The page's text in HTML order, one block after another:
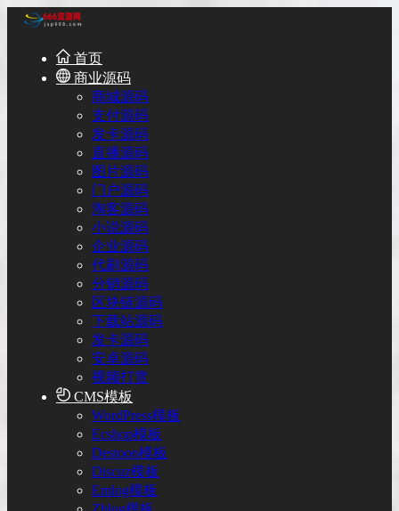
首页
商业源码
商城源码
支付源码
发卡源码
直播源码
图片源码
门户源码
淘客源码
小说源码
企业源码
代刷源码
分销源码
区块链源码
下载站源码
发卡源码
安卓源码
视频打赏
CMS模板
WordPress模板
Ecshop模板
Destoon模板
Discuz模板
Emlog模板